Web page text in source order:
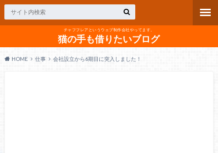
チャフフレアというウェブ制作会社やってます。
猫の手も借りたいブログ
HOME 仕事 会社設立から6期目に突入しました！